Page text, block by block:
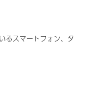
るスマートフォン、タ